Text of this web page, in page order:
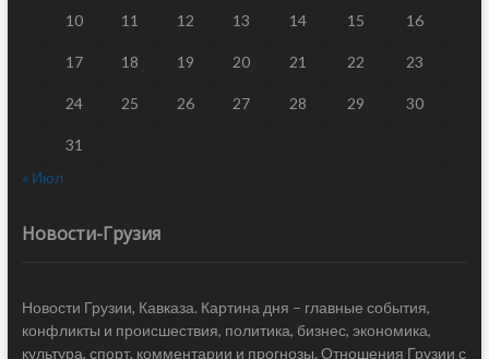
10 11 12 13 14 15 16
17 18 19 20 21 22 23
24 25 26 27 28 29 30
31
« Июл
Новости-Грузия
Новости Грузии, Кавказа. Картина дня – главные события,
конфликты и происшествия, политика, бизнес, экономика,
культура, спорт, комментарии и прогнозы. Отношения Грузии с